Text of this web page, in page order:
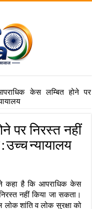
केस लम्बित होने पर
पर निरस्त नहीं
न्यायालय
ने कहा है कि आपराधिक केस
नहीं किया जा सकता।
शांति व लोक सुरक्षा को